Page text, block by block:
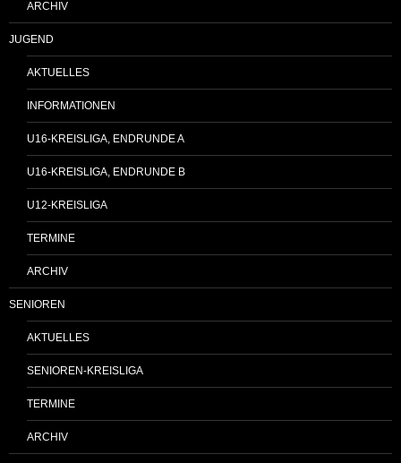
ARCHIV
JUGEND
AKTUELLES
INFORMATIONEN
U16-KREISLIGA, ENDRUNDE A
U16-KREISLIGA, ENDRUNDE B
U12-KREISLIGA
TERMINE
ARCHIV
SENIOREN
AKTUELLES
SENIOREN-KREISLIGA
TERMINE
ARCHIV